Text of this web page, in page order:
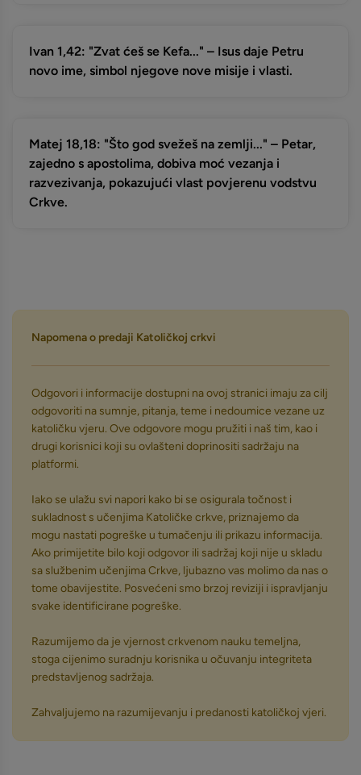
Ivan 1,42: "Zvat ćeš se Kefa..." – Isus daje Petru
novo ime, simbol njegove nove misije i vlasti.
Matej 18,18: "Što god svežeš na zemlji..." – Petar,
zajedno s apostolima, dobiva moć vezanja i
razvezivanja, pokazujući vlast povjerenu vodstvu
Crkve.
Napomena o predaji Katoličkoj crkvi
Odgovori i informacije dostupni na ovoj stranici imaju za cilj
odgovoriti na sumnje, pitanja, teme i nedoumice vezane uz
katoličku vjeru. Ove odgovore mogu pružiti i naš tim, kao i
drugi korisnici koji su ovlašteni doprinositi sadržaju na
platformi.
Iako se ulažu svi napori kako bi se osigurala točnost i
sukladnost s učenjima Katoličke crkve, priznajemo da
mogu nastati pogreške u tumačenju ili prikazu informacija.
Ako primijetite bilo koji odgovor ili sadržaj koji nije u skladu
sa službenim učenjima Crkve, ljubazno vas molimo da nas o
tome obavijestite. Posvećeni smo brzoj reviziji i ispravljanju
svake identificirane pogreške.
Razumijemo da je vjernost crkvenom nauku temeljna,
stoga cijenimo suradnju korisnika u očuvanju integriteta
predstavljenog sadržaja.
Zahvaljujemo na razumijevanju i predanosti katoličkoj vjeri.